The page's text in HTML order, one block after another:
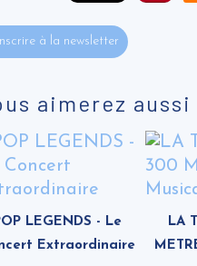
à la newsletter
aimerez aussi
LEGENDS - Le
Extraordinaire
LA